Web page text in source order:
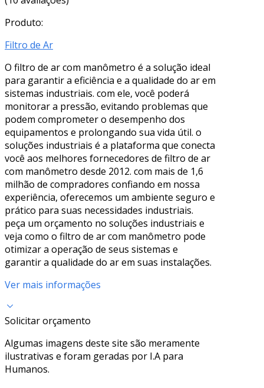
Produto:
Filtro de Ar
O filtro de ar com manômetro é a solução ideal
para garantir a eficiência e a qualidade do ar em
sistemas industriais. com ele, você poderá
monitorar a pressão, evitando problemas que
podem comprometer o desempenho dos
equipamentos e prolongando sua vida útil. o
soluções industriais é a plataforma que conecta
você aos melhores fornecedores de filtro de ar
com manômetro desde 2012. com mais de 1,6
milhão de compradores confiando em nossa
experiência, oferecemos um ambiente seguro e
prático para suas necessidades industriais.
peça um orçamento no soluções industriais e
veja como o filtro de ar com manômetro pode
otimizar a operação de seus sistemas e
garantir a qualidade do ar em suas instalações.
Ver mais informações
Solicitar orçamento
Algumas imagens deste site são meramente
ilustrativas e foram geradas por I.A para
Humanos.